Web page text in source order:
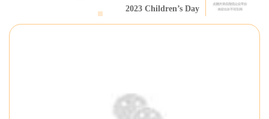
2023 Children’s Day